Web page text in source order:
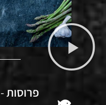
פרוסות